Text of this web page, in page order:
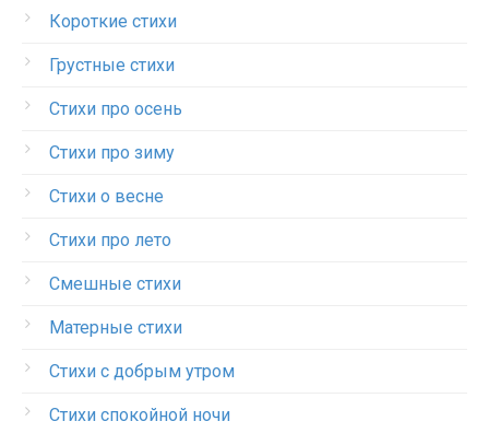
Короткие стихи
Грустные стихи
Стихи про осень
Стихи про зиму
Стихи о весне
Стихи про лето
Смешные стихи
Матерные стихи
Стихи с добрым утром
Стихи спокойной ночи